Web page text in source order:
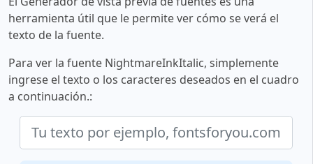
herramienta útil que le permite ver cómo se verá el
texto de la fuente.
Para ver la fuente NightmareInkItalic, simplemente
ingrese el texto o los caracteres deseados en el cuadro
a continuación.: